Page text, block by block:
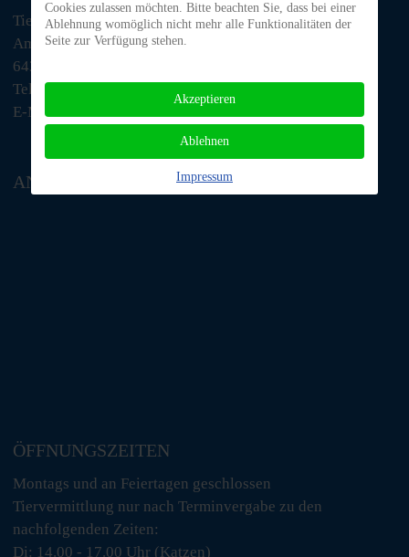
Tiere in Not Odenwald e.V.
Am Morsberg 1
64385 Reichelsheim
Telefon: 06063 / 939 848
E-Mail: tino@tiere-in-not-odenwald.de
ANFAHRT
ÖFFNUNGSZEITEN
Montags und an Feiertagen geschlossen
Tiervermittlung nur nach Terminvergabe zu den
nachfolgenden Zeiten:
Di: 14.00 - 17.00 Uhr (Katzen)
Cookies zulassen möchten. Bitte beachten Sie, dass bei einer
Ablehnung womöglich nicht mehr alle Funktionalitäten der
Seite zur Verfügung stehen.
Akzeptieren
Ablehnen
Impressum